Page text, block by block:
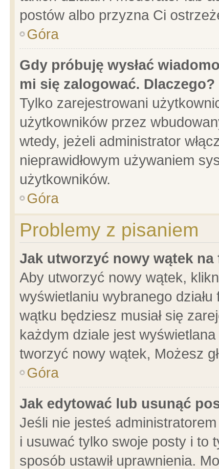
postów albo przyzna Ci
Góra
Gdy próbuję wysłać
mi się zalogować. Dlaczego?
Tylko zarejestrowani
użytkowników przez
wtedy, jeżeli administrator
nieprawidłowym używaniem
użytkowników.
Góra
Problemy z pisaniem
Jak utworzyć nowy wątek na
Aby utworzyć nowy wątek,
wyświetlaniu wybranego
wątku będziesz musiał się
każdym dziale jest
tworzyć nowy wątek, Możesz
Góra
Jak edytować lub usunąć
Jeśli nie jesteś
i usuwać tylko swoje posty i to
sposób ustawił uprawnienia.